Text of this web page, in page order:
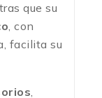
que su
, con
facilita su
,